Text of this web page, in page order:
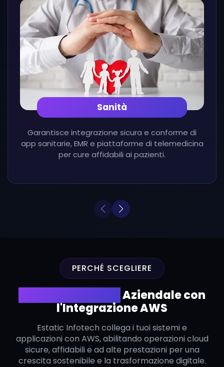
Sanità
Garantisce integrazione sicura e conforme di
app sanitarie, EMR e piattaforme di telemedicina
per cure affidabili ai pazienti.
PERCHÉ SCEGLIERE
Aziendale con
l'Integrazione AWS
Estatic Infotech collega i tuoi sistemi e
applicazioni con AWS, abilitando operazioni cloud
sicure, affidabili e ad alte prestazioni per una
crescita sostenibile e la trasformazione digitale.